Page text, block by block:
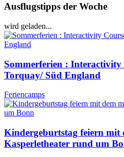
Ausflugstipps der Woche
wird geladen...
Sommerferien :
Torquay/ Süd England
Feriencamps
Kindergeburtstag feiern mit
Kasperletheater rund um